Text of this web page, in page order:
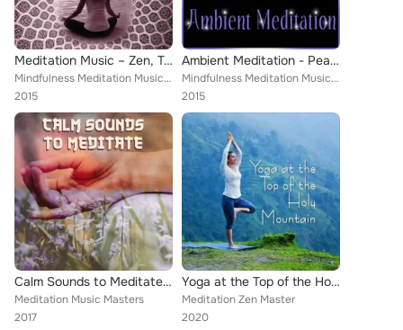
Meditation Music – Zen, Tai Chi, Chakra Music, Mindfulnes Meditation Music, Reiki Music
Mindfulness Meditation Music Spa Maestro
2015
Ambient Meditation - Peaceful Music, Nature Sounds, First Steps, Meditation and Stress Relief, Sound Healing Meditation Music Th...
Mindfulness Meditation Music Spa Maestro
2015
Calm Sounds to Meditate – Inner Peace, Mind Relaxation, Calmness Sounds, New Age Music to Meditate
Meditation Music Masters
2017
Yoga at the Top of the Holy Mountain - Kundalini Yoga for Meditation and Body Training
Meditation Zen Master
2020